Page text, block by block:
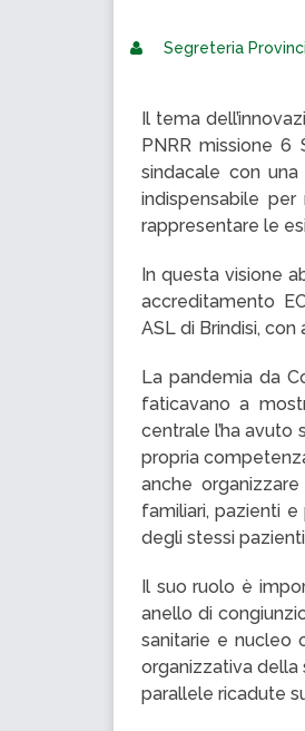
Segreteria
Il tema
PNRR missione 6
sindacale con
indispensabile
rappresentare le
In questa visione
accreditamento
ASL di Brindisi,
La pandemia da
faticavano a
centrale l’ha avuto
propria
anche
familiari, pazienti
degli stessi
Il suo ruolo è
anello di
sanitarie e nucleo
organizzativa della
parallele ricadute